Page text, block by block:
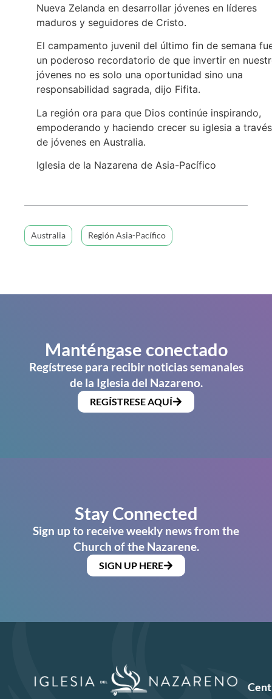
Nueva Zelanda en desarrollar jóvenes en líderes
maduros y seguidores de Cristo.
El campamento juvenil del último fin de semana
un poderoso recordatorio de que invertir en
jóvenes no es solo una oportunidad sino una
responsabilidad sagrada, dijo Fifita.
La región ora para que Dios continúe inspirando,
empoderando y haciendo crecer su iglesia a través
de jóvenes en Australia.
Iglesia de la Nazarena de Asia-Pacífico
Australia Región Asia-Pacífico
Manténgase conectado
Regístrese para recibir noticias semanales
de la Iglesia del Nazareno.
REGÍSTRESE AQUÍ
Stay Connected
Sign up to receive weekly news from the
Church of the Nazarene.
SIGN UP HERE